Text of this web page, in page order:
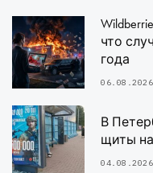
что
года
06.08.2026
В
щиты
04.08.2026